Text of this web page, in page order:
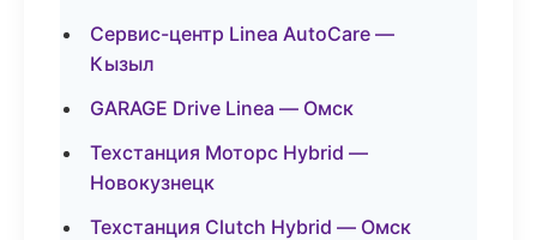
Сервис-центр Linea AutoCare —
Кызыл
GARAGE Drive Linea — Омск
Техстанция Моторс Hybrid —
Новокузнецк
Техстанция Clutch Hybrid — Омск